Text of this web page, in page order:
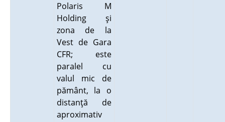
Polaris M
Holding şi
zona de la
Vest de Gara
CFR; este
paralel cu
valul mic de
pământ, la o
distanţă de
aproximativ